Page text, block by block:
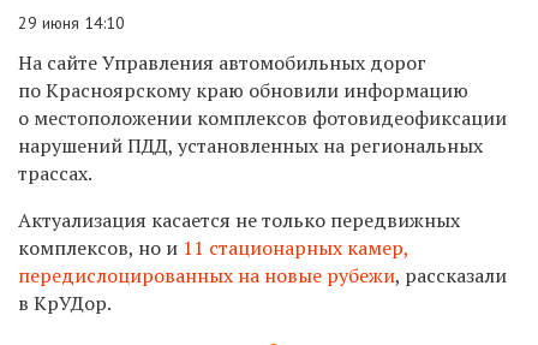
29 июня 14:10
На сайте Управления автомобильных дорог
по Красноярскому краю обновили информацию
о местоположении комплексов фотовидеофиксации
нарушений ПДД, установленных на региональных
трассах.
Актуализация касается не только передвижных
комплексов, но и 11 стационарных камер,
передислоцированных на новые рубежи, рассказали
в КрУДор.